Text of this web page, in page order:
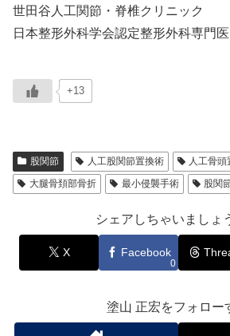
世田谷人工関節・脊椎クリニック
日本整形外科学会認定整形外科専門医
+13
股関節 人工股関節置換術
人工骨頭
大腿骨頚部骨折
最小侵襲手術 股関
シェアしちゃいましょ
X Facebook
0
塗山 正宏をフォロー